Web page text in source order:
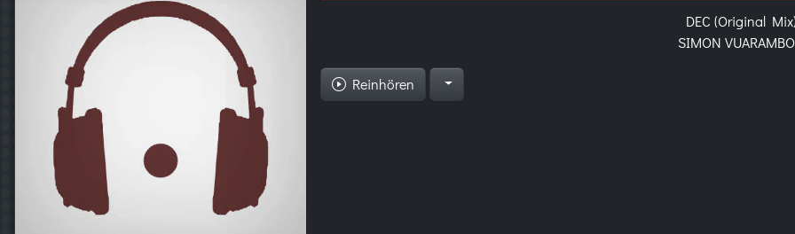
DEC (Original Mix)
SIMON
Reinhören